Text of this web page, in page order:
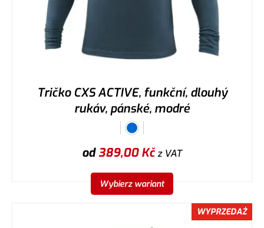
Tričko CXS ACTIVE, funkční, dlouhý
rukáv, pánské, modré
od389,00Kčz VAT
Wybierz wariant
WYPRZEDAŻ